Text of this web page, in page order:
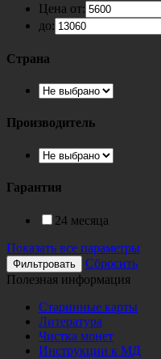
Цена от:
до:
Страна
Производитель
Гарантия
24 месяца
Показать все параметры
Сбросить
Полезная информация
Старинные карты
Литература
Чистка монет
Инструкции к МД